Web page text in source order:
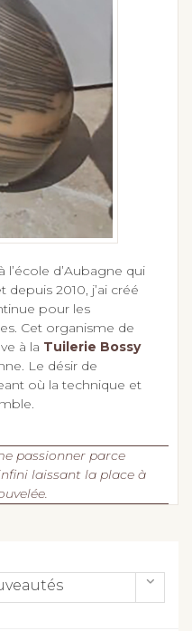
l’école d’Aubagne qui
2010, j’ai créé
pour les
Cet organisme de
à la
Tuilerie Bossy
Le désir de
où la technique et
laissant la place à